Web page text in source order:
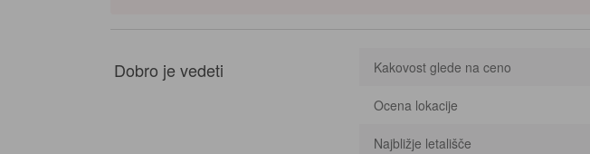
Dobro je vedeti Kakovost glede na ceno
Ocena lokacije
Najbližje letališče